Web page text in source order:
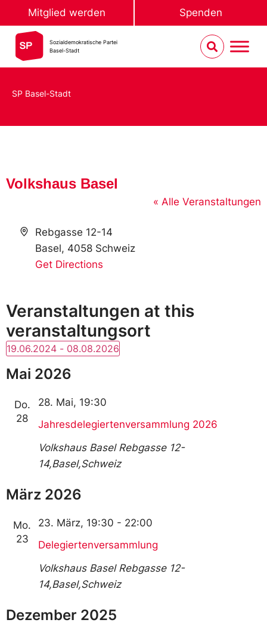
Mitglied werden Spenden
Sozialdemokratische Partei
Basel-Stadt
SP Basel-Stadt
Volkshaus Basel
« Alle Veranstaltungen
Address
Rebgasse 12-14
Basel, 4058 Schweiz
Get Directions
Veranstaltungen at this
veranstaltungsort
19.06.2024 - 08.08.2026
Wählen
Sie
das
aus.
Mai 2026
Do.
28
Jahresdelegiertenversammlung 2026
28. Mai, 19:30
Volkshaus Basel Rebgasse 12-
14,Basel,Schweiz
März 2026
Mo.
23
Delegiertenversammlung
23. März, 19:30 - 22:00
Volkshaus Basel Rebgasse 12-
14,Basel,Schweiz
Dezember 2025